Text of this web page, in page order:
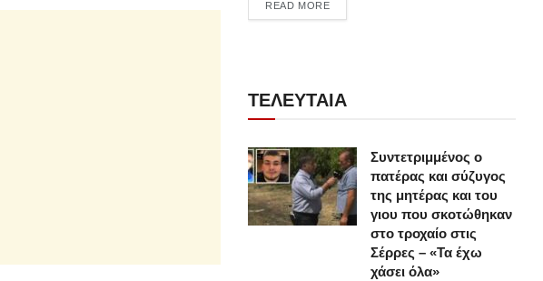
READ MOREDETAILS
ΤΕΛΕΥΤΑΙΑ
Συντετριμμένος ο
πατέρας και σύζυγος
της μητέρας και του
γιου που σκοτώθηκαν
στο τροχαίο στις
Σέρρες – «Τα έχω
χάσει όλα»